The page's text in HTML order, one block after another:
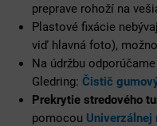
preprave rohoží na
Plastové fixácie
viď hlavná foto),
Na údržbu odporúčame
Gledring: Čistič
Prekrytie stredového
pomocou Univerzálnej